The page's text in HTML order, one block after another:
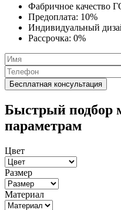
Фабричное качество
Предоплата: 10%
Индивидуальный
Рассрочка: 0%
Быстрый подбор
параметрам
Цвет
Размер
Материал